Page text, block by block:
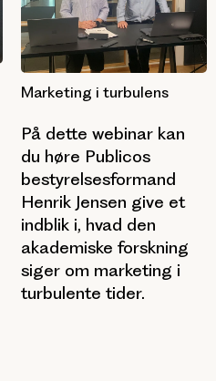
Marketing i turbulens
På dette webinar kan
du høre Publicos
bestyrelsesformand
Henrik Jensen give et
indblik i, hvad den
akademiske forskning
siger om marketing i
turbulente tider.